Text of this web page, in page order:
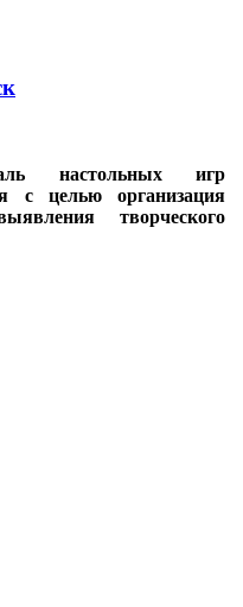
настольных игр
с целью организация
творческого